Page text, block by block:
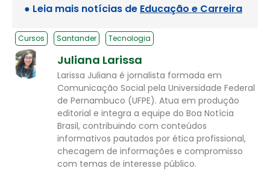
● Leia mais notícias de Educação e Carreira
Cursos Santander Tecnologia
Juliana Larissa
Larissa Juliana é jornalista formada em
Comunicação Social pela Universidade Federal
de Pernambuco (UFPE). Atua em produção
editorial e integra a equipe do Boa Notícia
Brasil, contribuindo com conteúdos
informativos pautados por ética profissional,
checagem de informações e compromisso
com temas de interesse público.